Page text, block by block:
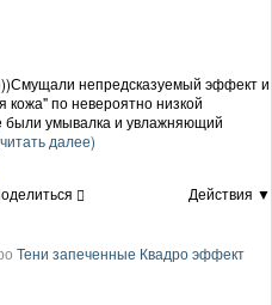
непредсказуемый эффект и
кожа" по невероятно низкой
были умывалка и увлажняющий
далее)
Действия ▼
Тени запеченные Квадро эффект